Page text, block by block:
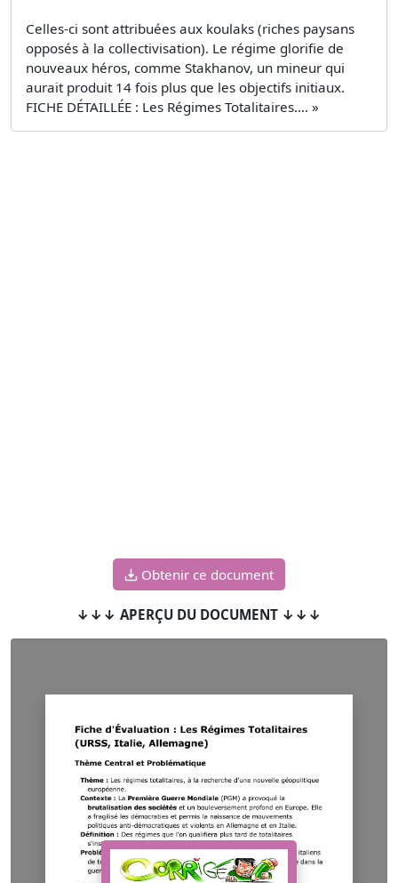
Celles-ci sont attribuées aux koulaks (riches paysans
opposés à la collectivisation). Le régime glorifie de
nouveaux héros, comme Stakhanov, un mineur qui
aurait produit 14 fois plus que les objectifs initiaux.
FICHE DÉTAILLÉE : Les Régimes Totalitaires.... »
Obtenir ce document
↓↓↓ APERÇU DU DOCUMENT ↓↓↓